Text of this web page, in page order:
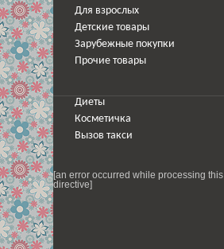
Для взрослых
Детские товары
Зарубежные покупки
Прочие товары
Диеты
Косметичка
Вызов такси
[an error occurred while processing this
directive]